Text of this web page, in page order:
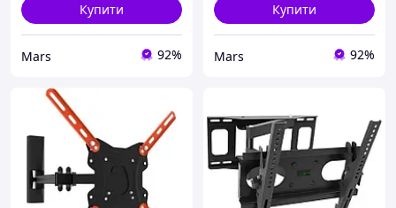
Купити
Mars 92%
Купити
Mars 92%